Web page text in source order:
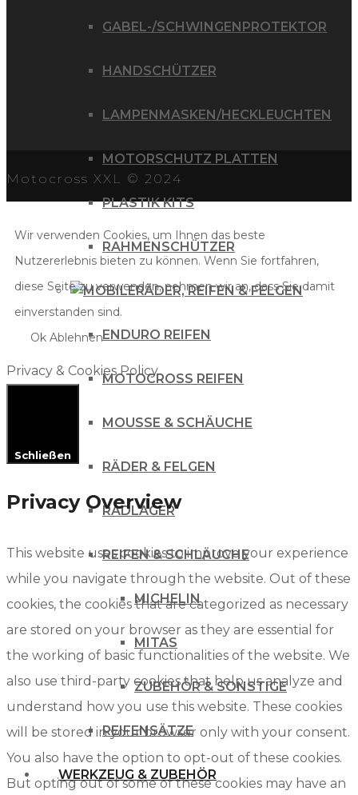
GABEL-/SCHWINGENPROTEKTOR
HANDSCHÜTZER
LAMPENMASKEN/HECKLEUCHTEN
MOTORSCHUTZ PLATTEN
PLASTIK KITS
RAHMENSCHÜTZER
RÄDER, REIFEN & FELGEN
ENDURO REIFEN
MOTOCROSS REIFEN
MOUSSE & SCHÄUCHE
RÄDER & FELGEN
RADLAGER
REIFEN & SCHLÄUCHE
MICHELIN
MITAS
ZUBEHÖR & SONSTIGE
REIFENSÄTZE
WERKZEUG & ZUBEHÖR
Motocross XXL © 2024
Wir verwenden Cookies, um Ihnen das beste
Nutzererlebnis bieten zu können. Wenn Sie fortfahren,
diese Seite zu verwenden, nehmen wir an, dass Sie damit
einverstanden sind.
Ok Ablehnen
Privacy & Cookies Policy
Schließen
Privacy Overview
This website uses cookies to improve your experience
while you navigate through the website. Out of these
cookies, the cookies that are categorized as necessary
are stored on your browser as they are essential for
the working of basic functionalities of the website. We
also use third-party cookies that help us analyze and
understand how you use this website. These cookies
will be stored in your browser only with your consent.
You also have the option to opt-out of these cookies.
But opting out of some of these cookies may have an